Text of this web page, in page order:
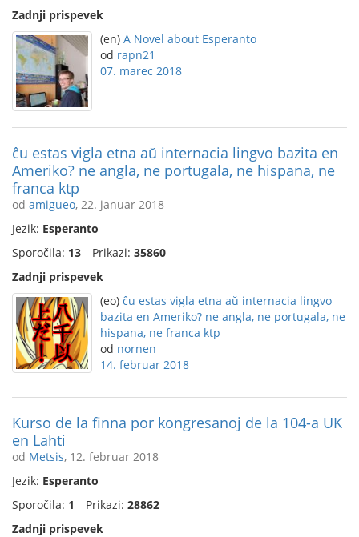
Zadnji prispevek
(en) A Novel about Esperanto
od rapn21
07. marec 2018
ĉu estas vigla etna aŭ internacia lingvo bazita en
Ameriko? ne angla, ne portugala, ne hispana, ne
franca ktp
od amigueo, 22. januar 2018
Jezik: Esperanto
Sporočila: 13 Prikazi: 35860
Zadnji prispevek
(eo) ĉu estas vigla etna aŭ internacia lingvo
bazita en Ameriko? ne angla, ne portugala, ne
hispana, ne franca ktp
od nornen
14. februar 2018
Kurso de la finna por kongresanoj de la 104-a UK
en Lahti
od Metsis, 12. februar 2018
Jezik: Esperanto
Sporočila: 1 Prikazi: 28862
Zadnji prispevek